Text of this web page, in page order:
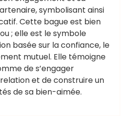
symbolisant ainsi
Cette bague est bien
; elle est le symbole
basée sur la confiance, le
mutuel. Elle témoigne
de s’engager
et de construire un
de sa bien-aimée.